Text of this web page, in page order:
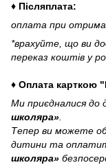
♦ Післяплата:
оплата при
*врахуйте, що ви
переказ коштів у
♦ Оплата
Ми приєдналися до
школяра».
Тепер ви можете
дитини та
школяра»